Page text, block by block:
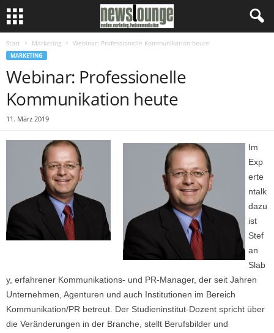
Start Marketing Webinar: Professionelle Kommunikation heute
MARKETING
Webinar: Professionelle
Kommunikation heute
11. März 2019
Im
Exp
erte
ntalk
dazu
ist
Stef
an
Slab
y, erfahrener Kommunikations- und PR-Manager, der seit Jahren
Unternehmen, Agenturen und auch Institutionen im Bereich
Kommunikation/PR betreut. Der Studieninstitut-Dozent spricht über
die Veränderungen in der Branche, stellt Berufsbilder und